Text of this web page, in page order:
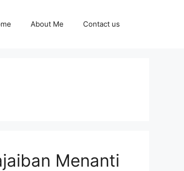
About Me Contact us
Menanti